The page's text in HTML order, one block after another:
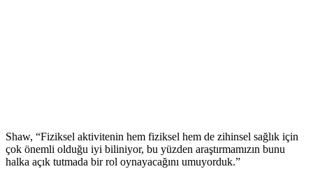
Shaw, “Fiziksel aktivitenin hem fiziksel hem de zihinsel sağlık için
çok önemli olduğu iyi biliniyor, bu yüzden araştırmamızın bunu
halka açık tutmada bir rol oynayacağını umuyorduk.”